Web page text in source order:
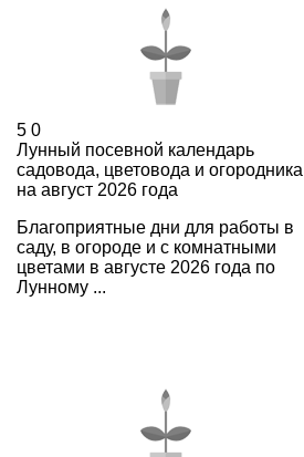
5 0
Лунный посевной календарь
садовода, цветовода и огородника
на август 2026 года
Благоприятные дни для работы в
саду, в огороде и с комнатными
цветами в августе 2026 года по
Лунному ...